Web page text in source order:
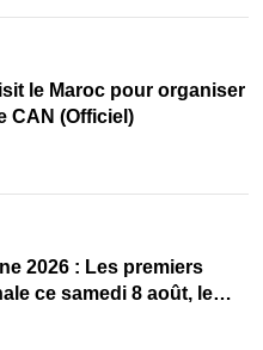
le Maroc pour organiser
CAN (Officiel)
2026 : Les premiers
ce samedi 8 août, le